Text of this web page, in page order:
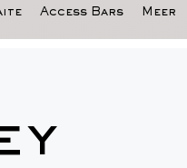
Access Bars Meer